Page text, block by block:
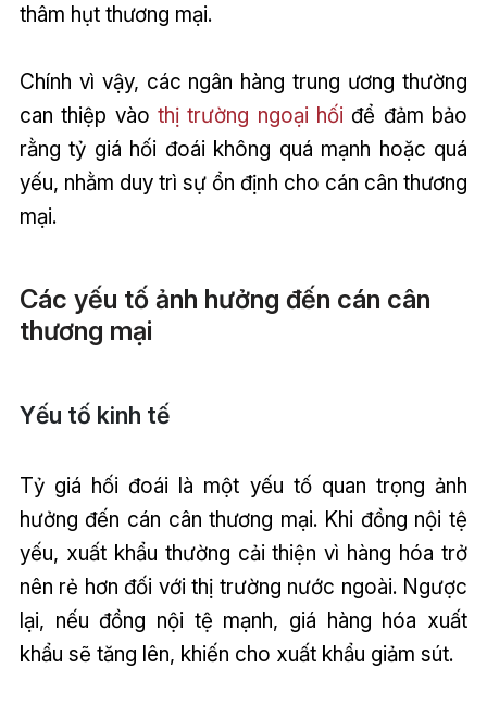
thâm hụt thương mại.
Chính vì vậy, các ngân hàng trung ương thường
can thiệp vào thị trường ngoại hối để đảm bảo
rằng tỷ giá hối đoái không quá mạnh hoặc quá
yếu, nhằm duy trì sự ổn định cho cán cân thương
mại.
Các yếu tố ảnh hưởng đến cán cân
thương mại
Yếu tố kinh tế
Tỷ giá hối đoái là một yếu tố quan trọng ảnh
hưởng đến cán cân thương mại. Khi đồng nội tệ
yếu, xuất khẩu thường cải thiện vì hàng hóa trở
nên rẻ hơn đối với thị trường nước ngoài. Ngược
lại, nếu đồng nội tệ mạnh, giá hàng hóa xuất
khẩu sẽ tăng lên, khiến cho xuất khẩu giảm sút.